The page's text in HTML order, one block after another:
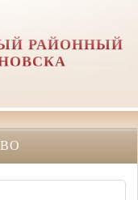
РАЙОННЫЙ